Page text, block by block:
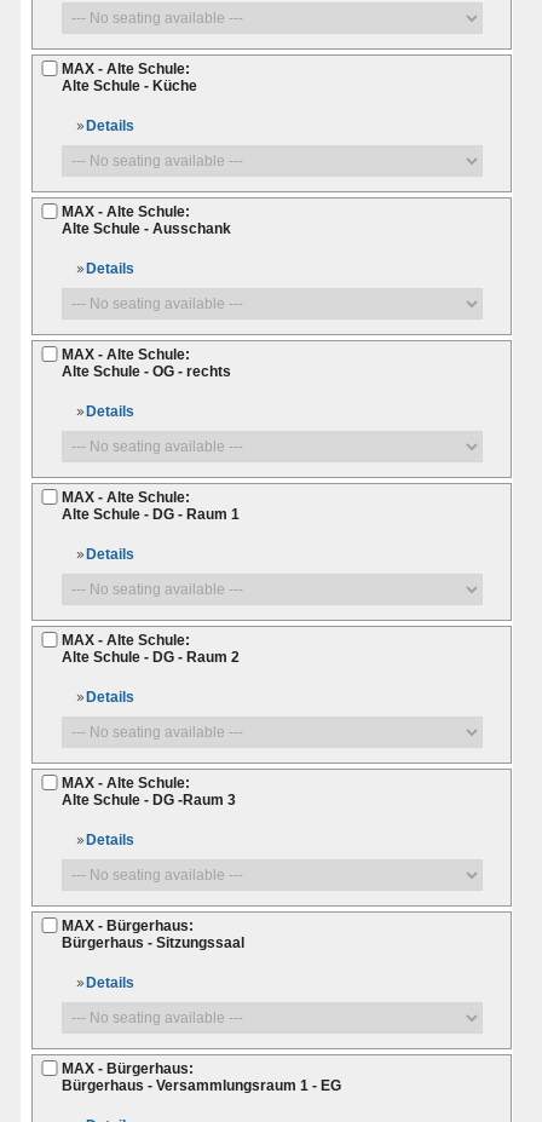
MAX - Alte Schule:
Alte Schule - Küche
Details
MAX - Alte Schule:
Alte Schule - Ausschank
Details
MAX - Alte Schule:
Alte Schule - OG - rechts
Details
MAX - Alte Schule:
Alte Schule - DG - Raum 1
Details
MAX - Alte Schule:
Alte Schule - DG - Raum 2
Details
MAX - Alte Schule:
Alte Schule - DG -Raum 3
Details
MAX - Bürgerhaus:
Bürgerhaus - Sitzungssaal
Details
MAX - Bürgerhaus:
Bürgerhaus - Versammlungsraum 1 - EG